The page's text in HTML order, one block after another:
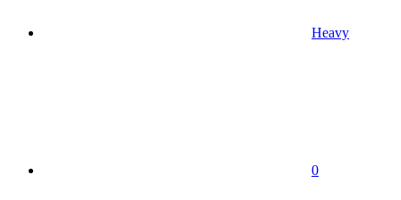
Heavy
0